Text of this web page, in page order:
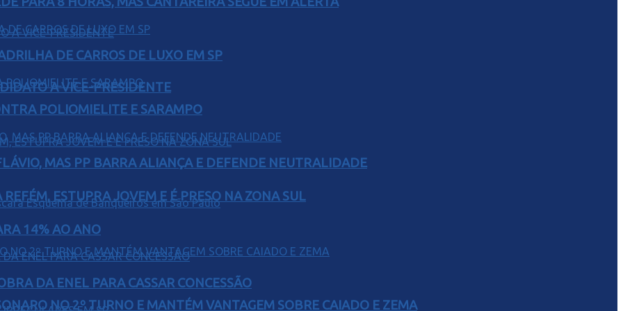
A VICE-PRESIDENTE
ESTUPRA JOVEM E É PRESO NA ZONA SUL
NO 2º TURNO E MANTÉM VANTAGEM SOBRE CAIADO E ZEMA
DE CARROS DE LUXO EM SP
POLIOMIELITE E SARAMPO
MAS PP BARRA ALIANÇA E DEFENDE NEUTRALIDADE
14% AO ANO
DA ENEL PARA CASSAR CONCESSÃO